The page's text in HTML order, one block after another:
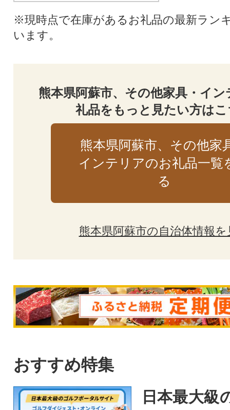
※現時点で在庫があるお礼品の最新ラン
います。
熊本県阿蘇市、その他家具・イ
礼品をもっと見たい方は
熊本県阿蘇市、その他家
インテリアのお礼品一覧
る
熊本県阿蘇市の自治体情報を
おすすめ特集
日本最大級